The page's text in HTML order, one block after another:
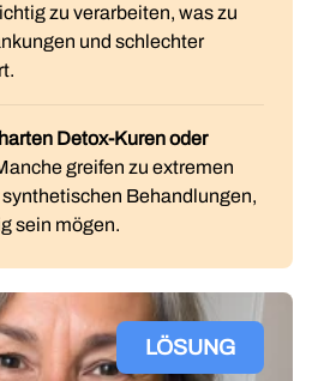
zu verarbeiten, was zu
und schlechter
Detox-Kuren oder
greifen zu extremen
Behandlungen,
sein mögen.
LÖSUNG